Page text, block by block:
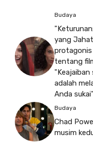
Budaya
yang
protagonis
tentang
"Keajaiban
adalah
Anda sukai"
Budaya
Chad
musim